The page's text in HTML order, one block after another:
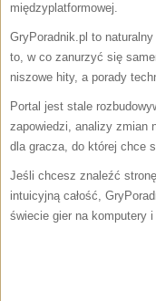
międzyplatformowej.
GryPoradnik.pl to
to, w co zanurzyć się
niszowe hity, a porady
Portal jest stale
zapowiedzi, analizy zmian
dla gracza, do której chce
Jeśli chcesz znaleźć
intuicyjną całość,
świecie gier na komputery